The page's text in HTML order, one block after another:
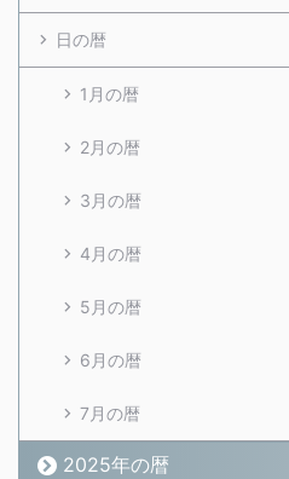
日の暦
1月の暦
2月の暦
3月の暦
4月の暦
5月の暦
6月の暦
7月の暦
2025年の暦